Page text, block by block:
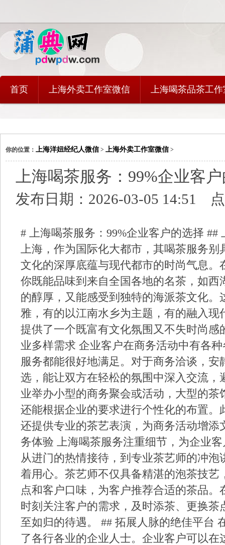
首页 上海外卖工作室微信 上海喝茶品茶工作
你的位置： 上海洋妞经纪人微信> 上海外卖工作室微信>
上海喝茶服务：99%企业客
发布日期：2026-03-05 14:51
# 上海喝茶服务：99%企业客户的选择 ##
上海，作为国际化大都市，其喝茶服务别
文化的深厚底蕴与现代都市的时尚气息。
你既能品味到来自全国各地的名茶，如西
的醇厚，又能感受到独特的海派茶文化。
雅，有的以江南水乡为主题，有的融入现
提供了一个既富有文化氛围又不失时尚感
业多样需求 企业客户在商务活动中有各
服务都能很好地满足。对于商务洽谈，安
选，能让双方在轻松的氛围中深入交流，
业举办小型的商务聚会或活动，大型的茶
还能根据企业的要求进行个性化的布置。
还提供专业的茶艺表演，为商务活动增添
务体验 上海喝茶服务注重细节，为企业
从进门的热情接待，到专业茶艺师的冲泡
着用心。茶艺师不仅具备精湛的泡茶技艺
点和客户口味，为客户推荐合适的茶品。
时刻关注客户的需求，及时添茶、更换茶
至如归的待遇。 ## 拓展人脉的绝佳平台
了各行各业的企业人士。企业客户可以在